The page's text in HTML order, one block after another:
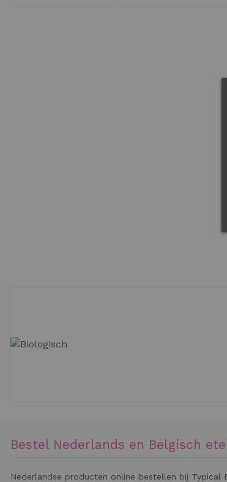
Bestel Nederlands en Belgisch
Nederlandse producten online bestellen bij Typical